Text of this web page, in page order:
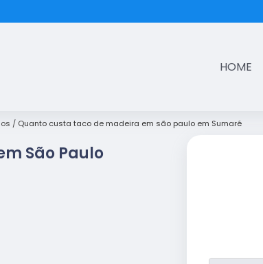
HOME
Quanto custa taco de madeira em são paulo em Sumaré
São Paulo